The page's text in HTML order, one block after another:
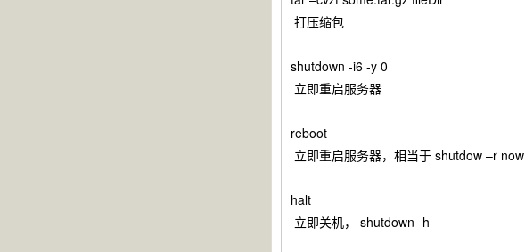
打压缩包
shutdown -i6 -y 0
立即重启服务器
reboot
立即重启服务器，相当于 shutdow –r now
halt
立即关机， shutdown -h